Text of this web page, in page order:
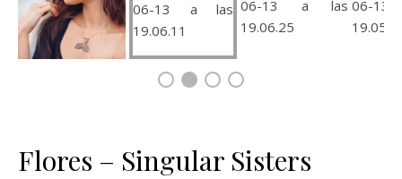
Flores – Singular Sisters